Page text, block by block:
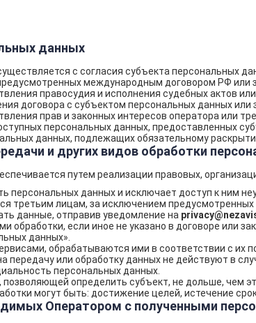
данных
с согласия субъекта персональных
международным договором РФ или
правосудия и исполнения судебных актов или
договора с субъектом персональных данных или
прав и законных интересов оператора или
персональных данных, предоставленных
данных, подлежащих обязательному
и других видов обработки
путем реализации правовых,
персональных данных и исключает доступ к ним
третьим лицам, за исключением предусмотренных
данные, отправив уведомление на
обработки, если иное не указано в договоре или
данных».
обрабатываются ими в соответствии с их
передачу или обработку данных не действуют в
персональных данных.
определить субъект, не дольше, чем
могут быть: достижение целей, истечение
Оператором с полученными